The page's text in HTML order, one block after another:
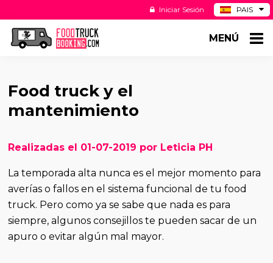
PAIS
DE
Iniciar Sesión
MENÚ
Food truck y el
mantenimiento
Realizadas el 01-07-2019 por Leticia PH
La temporada alta nunca es el mejor momento para
averías o fallos en el sistema funcional de tu food
truck. Pero como ya se sabe que nada es para
siempre, algunos consejillos te pueden sacar de un
apuro o evitar algún mal mayor.